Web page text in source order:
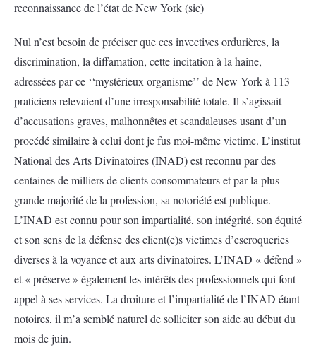
reconnaissance de l’état de New York (sic)
Nul n’est besoin de préciser que ces invectives ordurières, la
discrimination, la diffamation, cette incitation à la haine,
adressées par ce ‘‘mystérieux organisme’’ de New York à 113
praticiens relevaient d’une irresponsabilité totale. Il s’agissait
d’accusations graves, malhonnêtes et scandaleuses usant d’un
procédé similaire à celui dont je fus moi-même victime. L’institut
National des Arts Divinatoires (INAD) est reconnu par des
centaines de milliers de clients consommateurs et par la plus
grande majorité de la profession, sa notoriété est publique.
L’INAD est connu pour son impartialité, son intégrité, son équité
et son sens de la défense des client(e)s victimes d’escroqueries
diverses à la voyance et aux arts divinatoires. L’INAD « défend »
et « préserve » également les intérêts des professionnels qui font
appel à ses services. La droiture et l’impartialité de l’INAD étant
notoires, il m’a semblé naturel de solliciter son aide au début du
mois de juin.